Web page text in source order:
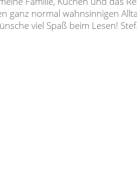
ganz normal wahnsinnigen
viel Spaß beim Lesen!